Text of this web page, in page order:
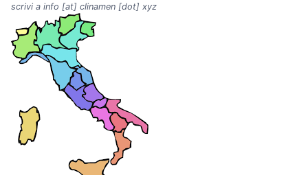
scrivi a info [at] clinamen [dot] xyz